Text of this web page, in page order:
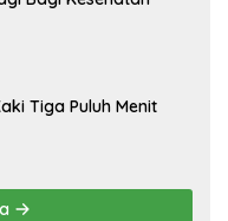
Tiga Puluh Menit